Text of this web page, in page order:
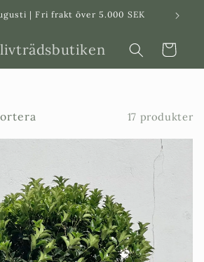
| Fri frakt över 5.000 SEK
Varukorg
17 produkter